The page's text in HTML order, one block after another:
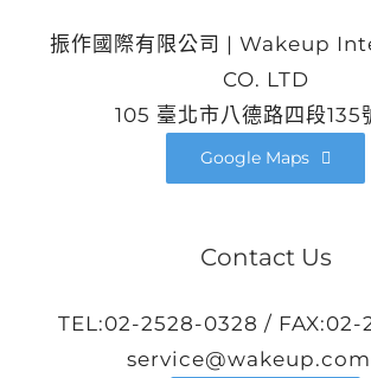
振作國際有限公司 | Wakeup
CO. LTD
105 臺北市八德路四段135
Google Maps
Contact Us
TEL:02-2528-0328 / FAX:02-